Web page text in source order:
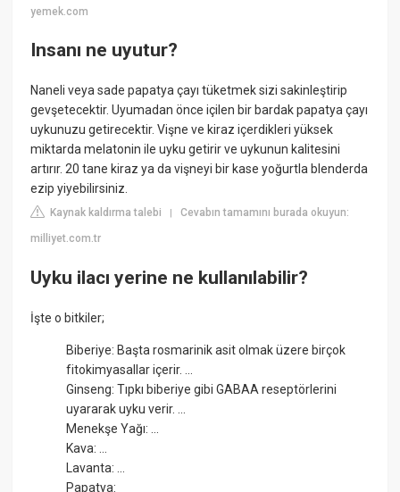
yemek.com
Insanı ne uyutur?
Naneli veya sade papatya çayı tüketmek sizi sakinleştirip
gevşetecektir. Uyumadan önce içilen bir bardak papatya çayı
uykunuzu getirecektir. Vişne ve kiraz içerdikleri yüksek
miktarda melatonin ile uyku getirir ve uykunun kalitesini
artırır. 20 tane kiraz ya da vişneyi bir kase yoğurtla blenderda
ezip yiyebilirsiniz.
Kaynak kaldırma talebi |Cevabın tamamını burada okuyun:
milliyet.com.tr
Uyku ilacı yerine ne kullanılabilir?
İşte o bitkiler;
Biberiye: Başta rosmarinik asit olmak üzere birçok
fitokimyasallar içerir. ...
Ginseng: Tıpkı biberiye gibi GABAA reseptörlerini
uyararak uyku verir. ...
Menekşe Yağı: ...
Kava: ...
Lavanta: ...
Papatya: